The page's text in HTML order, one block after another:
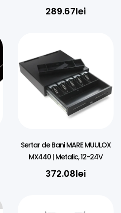
289.67lei
Sertar de Bani MARE MUULOX
MX440 | Metalic, 12-24V
372.08lei